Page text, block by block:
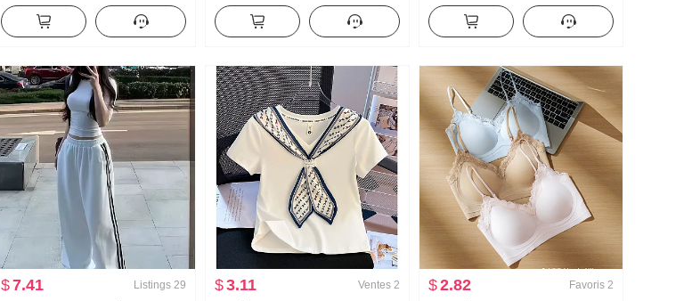
femmes Été Port extérieur À l'intérieur
Match T-shirt de base Style pin-up
Tricoté Bandeau bustier Top
Collier Os de boeuf Boucle En forme
de I Débardeur Bretelles Kuo Jambe
Traîne Sport Pantalon long Ensemble
Femme Version légère 2025 Automne
Nouveau Avec capuche Manches
longues T-shirt Top
$7.41 Listings 29
$3.11 Ventes 2
$2.82 Favoris 2